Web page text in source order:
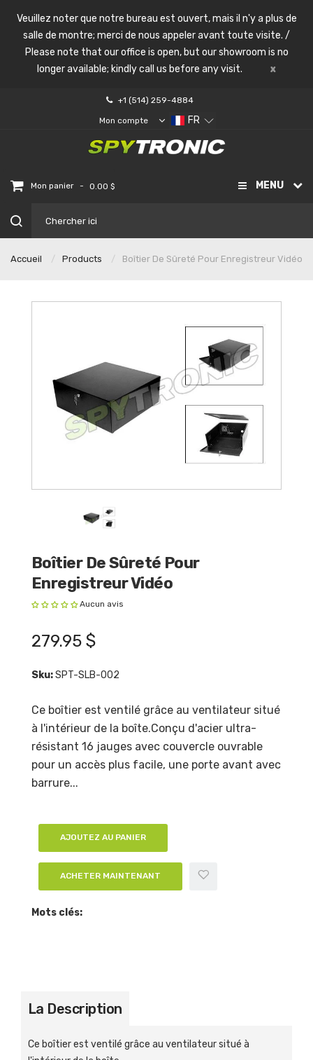
Veuillez noter que notre bureau est ouvert, mais il n'y a plus de
salle de montre; merci de nous appeler avant toute visite. /
Please note that our office is open, but our showroom is no
longer available; kindly call us before any visit.
x
+1 (514) 259-4884
Mon compte FR
MENU
Mon panier - 0.00 $
Accueil Products Boîtier De Sûreté Pour Enregistreur Vidéo
Boîtier De Sûreté Pour
Enregistreur Vidéo
Aucun avis
279.95 $
Sku:SPT-SLB-002
Ce boîtier est ventilé grâce au ventilateur situé
à l'intérieur de la boîte.Conçu d'acier ultra-
résistant 16 jauges avec couvercle ouvrable
pour un accès plus facile, une porte avant avec
barrure...
AJOUTEZ AU PANIER
ACHETER MAINTENANT
Mots clés:
La Description
Ce boîtier est ventilé grâce au ventilateur situé à